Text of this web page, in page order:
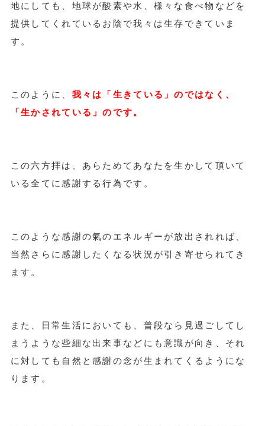
地にしても、地球が酸素や水、様々な食べ物などを
提供してくれているお陰で我々は生存できていま
す。
このように、 我々は「生きている」のではなく、
「生かされている」のです。
この六方拝は、あらためてあなたを生かして頂いて
いる全てに感謝する行為です。
このような感謝の氣のエネルギーが放出されれば、
当然さらに感謝したくなる状況が引き寄せられてき
ます。
また、日常生活においても、普段なら見過ごしてし
まうような些細な出来事などにも意識が向き、それ
に対しても自然と感謝の念が生まれてくるようにな
ります。